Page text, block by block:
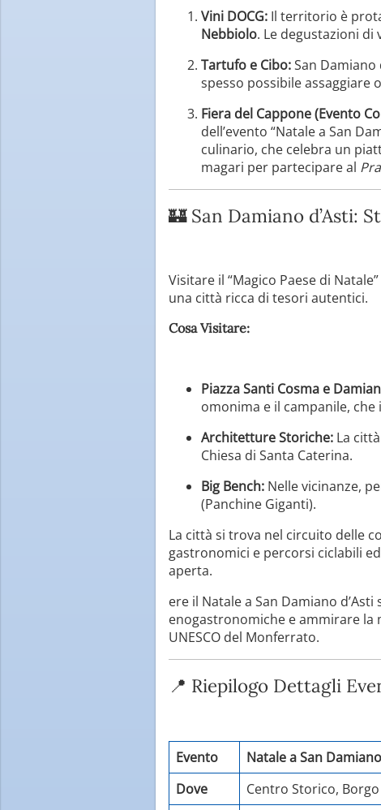
Vini DOCG: Il territorio è
Nebbiolo. Le degustazioni
Tartufo e Cibo:San Damiano
spesso possibile assaggiare
Fiera del Cappone (Evento
dell’evento “Natale a San
culinario, che celebra un
magari per partecipare al
🏰 San Damiano d’Asti:
Visitare il “Magico Paese di
una città ricca di tesori autentici.
Cosa Visitare:
Piazza Santi Cosma e
omonima e il campanile,
Architetture Storiche: La
Chiesa di Santa Caterina.
Big Bench: Nelle vicinanze,
(Panchine Giganti).
La città si trova nel circuito delle
gastronomici e percorsi ciclabili
aperta.
ere il Natale a San Damiano
enogastronomiche e ammirare la
UNESCO del Monferrato.
📍 Riepilogo Dettagli
Evento
Natale a San
Dove
Centro Storico,